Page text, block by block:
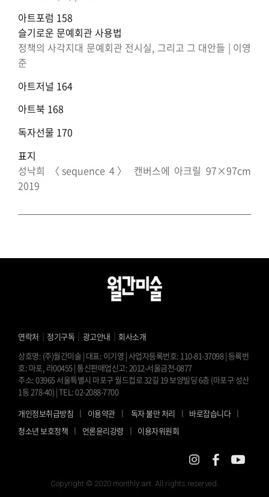
아트포럼 158
슬기로운 문예회관 사용법
정책의 사각지대 문예회관 전시실, 그리고 그 대안들 | 이영
준
아트저널 164
아트북 168
독자선물 170
표지
성낙희 〈sequence 4〉 캔버스에 아크릴 97×97cm
2019
연락처 ｜ 정기구독 ｜ 광고안내 ｜ 회사소개
상호명: (주)월간미술 | 대표: 이기영 | 사업자등록번호: 110-81-37098 | 등록번
호: 마포, 라00455 | 통신판매업신고: 2012-서울금천-0877
주소: 03965 서울특별시 마포구 월드컵로 32길 19 보양빌딩 6층 (마포구 성산
1동 278-40) | TEL: 02-2088-7700
개인정보취급방침 l 이용약관 l 독자 불만 처리 l 바로잡습니다 l
청소년 보호정책 l 언론윤리강령 l 이용자위원회
Copyright © 2020 monthly art. All rights reserved.